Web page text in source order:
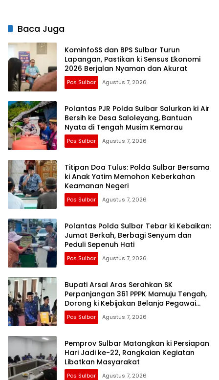
Baca Juga
KominfoSS dan BPS Sulbar Turun
Lapangan, Pastikan ki Sensus Ekonomi
2026 Berjalan Nyaman dan Akurat
Pos Sulbar Agustus 7, 2026
Polantas PJR Polda Sulbar Salurkan ki Air
Bersih ke Desa Saloleyang, Bantuan
Nyata di Tengah Musim Kemarau
Pos Sulbar Agustus 7, 2026
Titipan Doa Tulus: Polda Sulbar Bersama
ki Anak Yatim Memohon Keberkahan
Keamanan Negeri
Pos Sulbar Agustus 7, 2026
Polantas Polda Sulbar Tebar ki Kebaikan:
Jumat Berkah, Berbagi Senyum dan
Peduli Sepenuh Hati
Pos Sulbar Agustus 7, 2026
Bupati Arsal Aras Serahkan SK
Perpanjangan 361 PPPK Mamuju Tengah,
Dorong ki Kebijakan Belanja Pegawai
Lebih Fleksibel
Pos Sulbar Agustus 7, 2026
Pemprov Sulbar Matangkan ki Persiapan
Hari Jadi ke-22, Rangkaian Kegiatan
Libatkan Masyarakat
Pos Sulbar Agustus 7, 2026